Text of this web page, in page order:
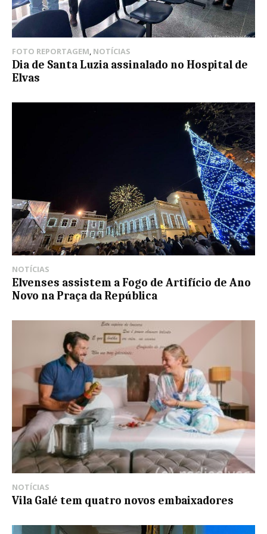
FOTO REPORTAGEM, NOTÍCIAS
Dia de Santa Luzia assinalado no Hospital de
Elvas
NOTÍCIAS
Elvenses assistem a Fogo de Artifício de Ano
Novo na Praça da República
NOTÍCIAS
Vila Galé tem quatro novos embaixadores